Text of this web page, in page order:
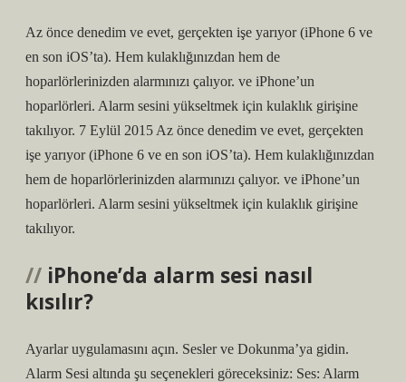
Az önce denedim ve evet, gerçekten işe yarıyor (iPhone 6 ve
en son iOS’ta). Hem kulaklığınızdan hem de
hoparlörlerinizden alarmınızı çalıyor. ve iPhone’un
hoparlörleri. Alarm sesini yükseltmek için kulaklık girişine
takılıyor. 7 Eylül 2015 Az önce denedim ve evet, gerçekten
işe yarıyor (iPhone 6 ve en son iOS’ta). Hem kulaklığınızdan
hem de hoparlörlerinizden alarmınızı çalıyor. ve iPhone’un
hoparlörleri. Alarm sesini yükseltmek için kulaklık girişine
takılıyor.
iPhone’da alarm sesi nasıl
kısılır?
Ayarlar uygulamasını açın. Sesler ve Dokunma’ya gidin.
Alarm Sesi altında şu seçenekleri göreceksiniz: Ses: Alarm